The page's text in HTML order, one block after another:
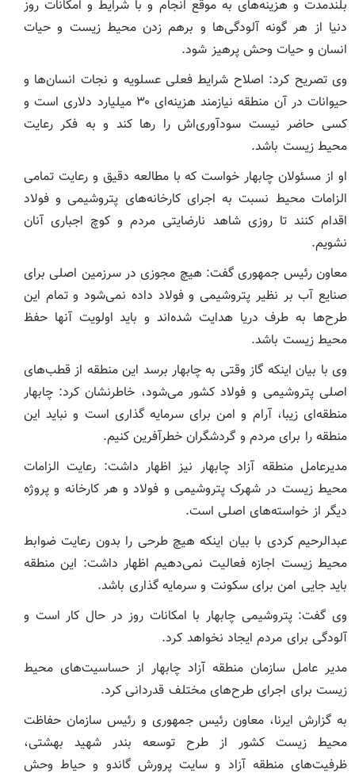
بلندمدت و هزینه‌های به موقع انجام و با شرایط و امکانات روز
دنیا از هر گونه آلودگی‌ها و برهم زدن محیط زیست و حیات
انسان و حیات وحش پرهیز شود.
وی تصریح کرد: اصلاح شرایط فعلی عسلویه و نجات انسان‌ها و
حیوانات در آن منطقه نیازمند هزینه‌ای ۳۰ میلیارد دلاری است و
کسی حاضر نیست سودآوری‌اش را رها کند و به فکر رعایت
محیط زیست باشد.
او از مسئولان چابهار خواست که با مطالعه دقیق و رعایت تمامی
الزامات محیط نسبت به اجرای کارخانه‌های پتروشیمی و فولاد
اقدام کنند تا روزی شاهد نارضایتی مردم و کوچ اجباری آنان
نشویم.
معاون رئیس جمهوری گفت: هیچ مجوزی در سرزمین اصلی برای
صنایع آب بر نظیر پتروشیمی و فولاد داده نمی‌شود و تمام این
طرح‌ها به طرف دریا هدایت شده‌اند و باید اولویت آنها حفظ
محیط زیست باشد.
وی با بیان اینکه گاز وقتی به چابهار برسد این منطقه از قطب‌های
اصلی پتروشیمی و فولاد کشور می‌شود، خاطرنشان کرد: چابهار
منطقه‌ای زیبا، آرام و امن برای سرمایه گذاری است و نباید این
منطقه را برای مردم و گردشگران خطرآفرین کنیم.
مدیرعامل منطقه آزاد چابهار نیز اظهار داشت: رعایت الزامات
محیط زیست در شهرک پتروشیمی و فولاد و هر کارخانه و پروژه
دیگر از خواسته‌های اصلی است.
عبدالرحیم کردی با بیان اینکه هیچ طرحی را بدون رعایت ضوابط
محیط زیست اجازه فعالیت نمی‌دهیم اظهار داشت: این منطقه
باید جایی امن برای سکونت و سرمایه گذاری باشد.
وی گفت: پتروشیمی چابهار با امکانات روز در حال کار است و
آلودگی برای مردم ایجاد نخواهد کرد.
مدیر عامل سازمان منطقه آزاد چابهار از حساسیت‌های محیط
زیست برای اجرای طرح‌های مختلف قدردانی کرد.
به گزارش ایرنا، معاون رئیس ‌جمهوری و رئیس سازمان حفاظت
محیط ‌زیست کشور از طرح توسعه بندر شهید بهشتی،
ظرفیت‌های منطقه آزاد و سایت پرورش گاندو و حیاط وحش